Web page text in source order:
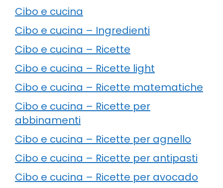
Cibo e cucina
Cibo e cucina – Ingredienti
Cibo e cucina – Ricette
Cibo e cucina – Ricette light
Cibo e cucina – Ricette matematiche
Cibo e cucina – Ricette per
abbinamenti
Cibo e cucina – Ricette per agnello
Cibo e cucina – Ricette per antipasti
Cibo e cucina – Ricette per avocado